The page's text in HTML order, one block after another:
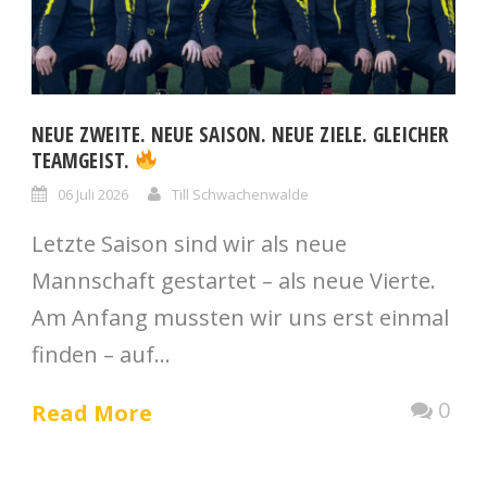
NEUE ZWEITE. NEUE SAISON. NEUE ZIELE. GLEICHER
TEAMGEIST.
06 Juli 2026 Till Schwachenwalde
Letzte Saison sind wir als neue
Mannschaft gestartet – als neue Vierte.
Am Anfang mussten wir uns erst einmal
finden – auf...
Read More
0